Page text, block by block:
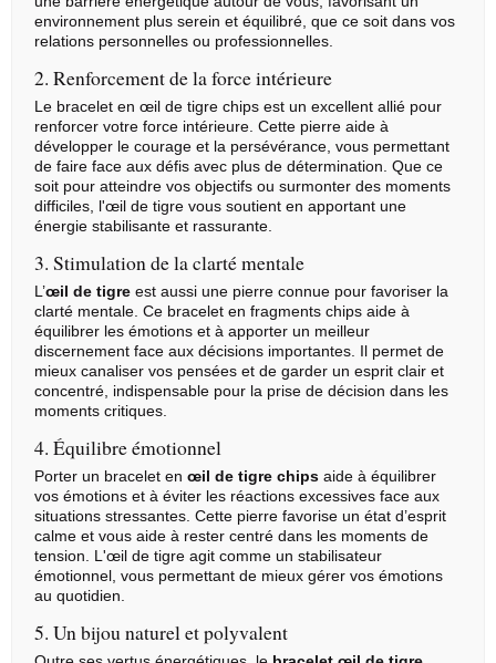
environnement plus serein et équilibré, que ce soit dans vos
relations personnelles ou professionnelles.
2. Renforcement de la force intérieure
Le bracelet en œil de tigre chips est un excellent allié pour
renforcer votre force intérieure. Cette pierre aide à
développer le courage et la persévérance, vous permettant
de faire face aux défis avec plus de détermination. Que ce
soit pour atteindre vos objectifs ou surmonter des moments
difficiles, l'œil de tigre vous soutient en apportant une
énergie stabilisante et rassurante.
3. Stimulation de la clarté mentale
L’œil de tigre est aussi une pierre connue pour favoriser la
clarté mentale. Ce bracelet en fragments chips aide à
équilibrer les émotions et à apporter un meilleur
discernement face aux décisions importantes. Il permet de
mieux canaliser vos pensées et de garder un esprit clair et
concentré, indispensable pour la prise de décision dans les
moments critiques.
4. Équilibre émotionnel
Porter un bracelet en œil de tigre chips aide à équilibrer
vos émotions et à éviter les réactions excessives face aux
situations stressantes. Cette pierre favorise un état d’esprit
calme et vous aide à rester centré dans les moments de
tension. L'œil de tigre agit comme un stabilisateur
émotionnel, vous permettant de mieux gérer vos émotions
au quotidien.
5. Un bijou naturel et polyvalent